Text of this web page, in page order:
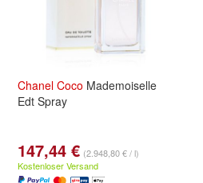
Chanel Coco Mademoiselle
Edt Spray
147,44 € (2.948,80 € / l)
Kostenloser Versand